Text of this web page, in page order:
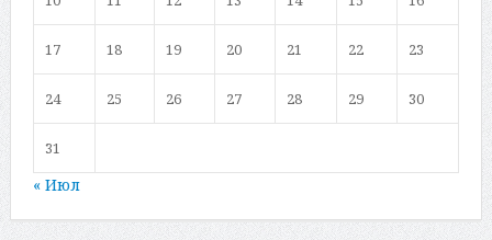
17 18 19 20 21 22 23
24 25 26 27 28 29 30
31
« Июл